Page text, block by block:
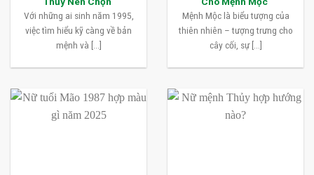
Với những ai sinh năm 1995,
việc tìm hiểu kỹ càng về bản
mệnh và [...]
Mệnh Mộc là biểu tượng của
thiên nhiên – tượng trưng cho
cây cối, sự [...]